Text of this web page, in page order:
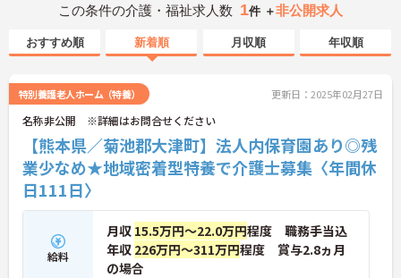
この条件の介護・福祉求人数 1件 ＋非公開求人
おすすめ順 新着順 月収順 年収順
特別養護老人ホーム（特養） 更新日：2025年02月27日
名称非公開 ※詳細はお問合せください
【熊本県／菊池郡大津町】法人内保育園あり◎残
業少なめ★地域密着型特養で介護士募集〈年間休
日111日〉
給料
月収 15.5万円～22.0万円程度 職務手当込
年収 226万円～311万円程度 賞与2.8ヵ月
の場合